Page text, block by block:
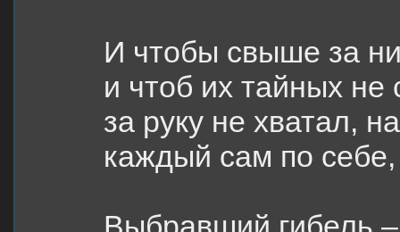
И чтобы свыше за
и чтоб их тайных
за руку не хватал,
каждый сам по